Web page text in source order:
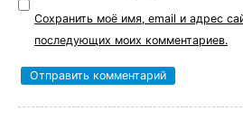
Сохранить моё имя, email и адрес
последующих моих комментариев.